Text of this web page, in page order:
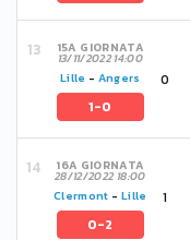
15A GIORNATA
13/11/2022 14:00
Lille - Angers
1-0
0
16A GIORNATA
28/12/2022 18:00
Clermont - Lille
0-2
1